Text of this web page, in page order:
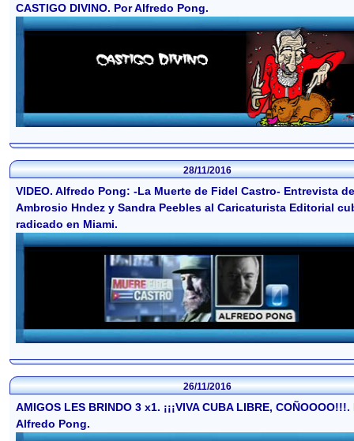
CASTIGO DIVINO. Por Alfredo Pong.
28/11/2016
VIDEO. Alfredo Pong: -La Muerte de Fidel Castro- Entrevista de
Ambrosio Hndez y Sandra Peebles al Caricaturista Editorial
radicado en Miami.
26/11/2016
AMIGOS LES BRINDO 3 x1. ¡¡¡VIVA CUBA LIBRE, COÑOOOO!!!.
Alfredo Pong.